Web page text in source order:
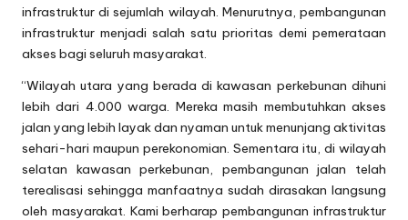
infrastruktur di sejumlah wilayah. Menurutnya, pembangunan
infrastruktur menjadi salah satu prioritas demi pemerataan
akses bagi seluruh masyarakat.
“Wilayah utara yang berada di kawasan perkebunan dihuni
lebih dari 4.000 warga. Mereka masih membutuhkan akses
jalan yang lebih layak dan nyaman untuk menunjang aktivitas
sehari-hari maupun perekonomian. Sementara itu, di wilayah
selatan kawasan perkebunan, pembangunan jalan telah
terealisasi sehingga manfaatnya sudah dirasakan langsung
oleh masyarakat. Kami berharap pembangunan infrastruktur